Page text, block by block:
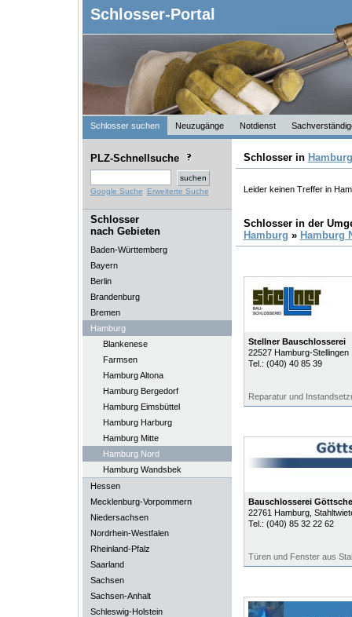
Schlosser-Portal
Schlosser suchen Neuzugänge Notdienst
PLZ-Schnellsuche
Google Suche Erweiterte Suche
Schlosser
nach Gebieten
Baden-Württemberg
Bayern
Berlin
Brandenburg
Bremen
Hamburg
Blankenese
Farmsen
Hamburg Altona
Hamburg Bergedorf
Hamburg Eimsbüttel
Hamburg Harburg
Hamburg Mitte
Hamburg Nord
Hamburg Wandsbek
Hessen
Mecklenburg-Vorpommern
Niedersachsen
Nordrhein-Westfalen
Rheinland-Pfalz
Saarland
Sachsen
Sachsen-Anhalt
Schleswig-Holstein
Schlosser in Hamburg
Leider keinen Treffer in
Schlosser in der
Hamburg » Hamburg
Stellner Bauschlosserei
22527 Hamburg-Stellingen
Tel.: (040) 40 85 39
Reparatur und
Bauschlosserei Göttsche
22761 Hamburg,
Tel.: (040) 85 32 22 62
Türen und Fenster aus